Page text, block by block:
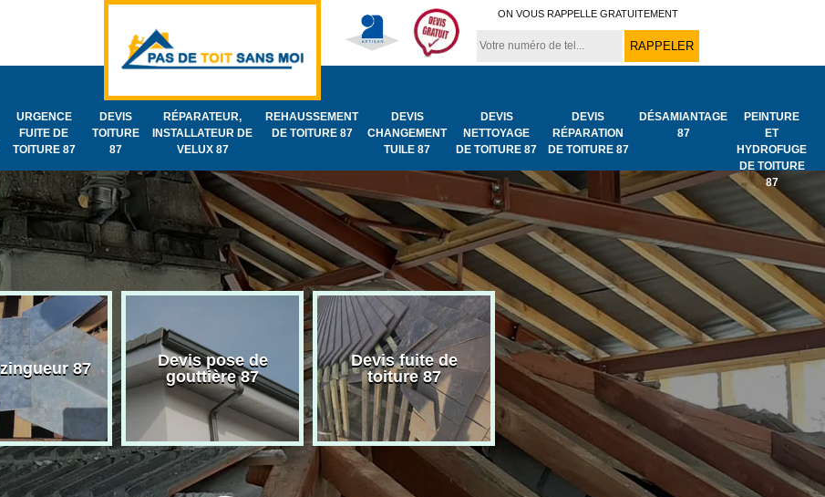
ON VOUS RAPPELLE GRATUITEMENT
URGENCE
FUITE DE
TOITURE 87
DEVIS
TOITURE
87
RÉPARATEUR,
INSTALLATEUR DE
VELUX 87
REHAUSSEMENT
DE TOITURE 87
DEVIS
CHANGEMENT
TUILE 87
DEVIS
NETTOYAGE
DE TOITURE 87
DEVIS
RÉPARATION
DE TOITURE 87
DÉSAMIANTAGE
87
PEINTURE
ET
HYDROFUGE
DE TOITURE
87
87
Devis pose de
gouttière 87
Devis fuite de
toiture 87
Bâchage de toiture
87
Urgence
toiture 87